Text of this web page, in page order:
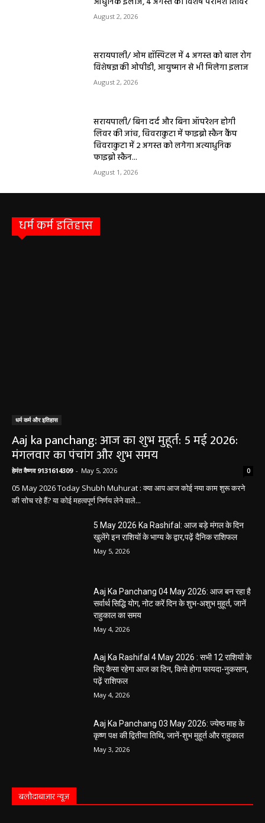
August 2, 2026
सरायपाली/ ओम हॉस्पिटल में 4 अगस्त को बाल रोग
विशेषज्ञ की ओपीडी, आयुष्मान से भी मिलेगा इलाज
August 2, 2026
सरायपाली/ बिना दर्द और बिना ऑपरेशन होगी
लिवर की जांच, चिवराकुटा में फाइब्रो स्कैन कैंप
चिवराकुटा में 2 अगस्त को लगेगा अत्याधुनिक
फाइब्रो स्कैन...
August 1, 2026
धर्म कर्म इतिहास
धर्म कर्म और इतिहास
Aaj ka panchang: आज का शुभ मुहूर्त: 5 मई 2026:
मंगलवार का पंचांग और शुभ समय
हेमंत वैष्णव 9131614309 - May 5, 2026 0
05 May 2026 Today Shubh Muhurat : क्या आप आज कोई नया काम शुरू करने
की सोच रहे हैं? या कोई महत्वपूर्ण निर्णय लेने वाले...
5 May 2026 Ka Rashifal: आज बड़े मंगल के दिन
खुलेंगे इन राशियों के भाग्य के द्वार,पढ़ें दैनिक राशिफल
May 5, 2026
Aaj Ka Panchang 04 May 2026: आज बन रहा है
सर्वार्थ सिद्धि योग, नोट करें दिन के शुभ-अशुभ मुहूर्त, जानें
राहुकाल का समय
May 4, 2026
Aaj Ka Rashifal 4 May 2026 : सभी 12 राशियों के
लिए कैसा रहेगा आज का दिन, किसे होगा फायदा-नुकसान,
पढ़ें राशिफल
May 4, 2026
Aaj Ka Panchang 03 May 2026: ज्येष्ठ माह के
कृष्ण पक्ष की द्वितीया तिथि, जानें-शुभ मुहूर्त और राहुकाल
May 3, 2026
बलौदाबाज़ार न्यूज़